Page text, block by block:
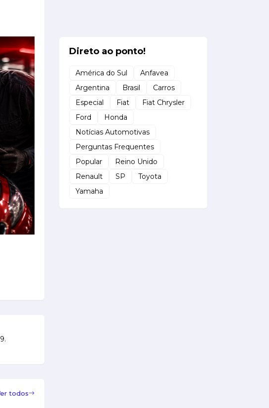
todos
Direto ao ponto!
América do Sul
Anfavea
Argentina
Brasil
Carros
Especial
Fiat
Fiat Chrysler
Ford
Honda
Notícias Automotivas
Perguntas Frequentes
Popular
Reino Unido
Renault
SP
Toyota
Yamaha